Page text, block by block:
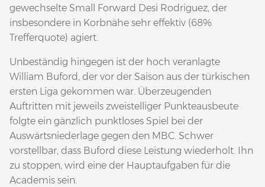
gewechselte Small Forward Desi Rodriguez, der
insbesondere in Korbnähe sehr effektiv (68%
Trefferquote) agiert.
Unbeständig hingegen ist der hoch veranlagte
William Buford, der vor der Saison aus der türkischen
ersten Liga gekommen war. Überzeugenden
Auftritten mit jeweils zweistelliger Punkteausbeute
folgte ein gänzlich punktloses Spiel bei der
Auswärtsniederlage gegen den MBC. Schwer
vorstellbar, dass Buford diese Leistung wiederholt. Ihn
zu stoppen, wird eine der Hauptaufgaben für die
Academis sein.